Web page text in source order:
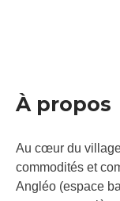
À propos
Au cœur du
commodités et
Angléo (espace